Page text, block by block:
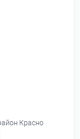
Красно